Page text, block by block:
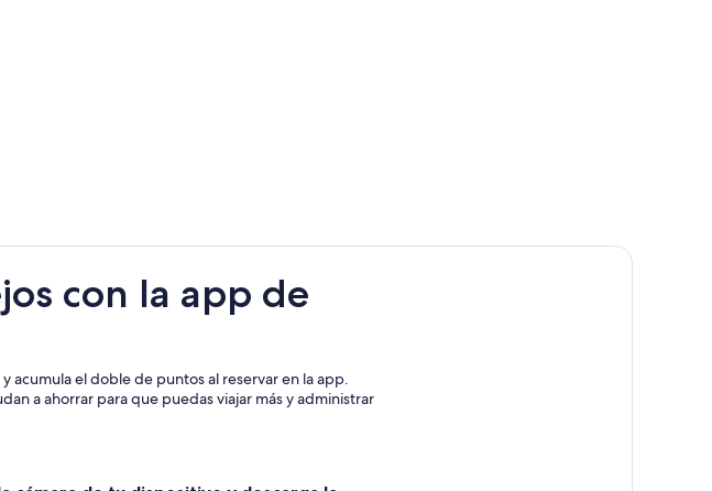
con la app de
acumula el doble de puntos al reservar en la app.
a ahorrar para que puedas viajar más y administrar